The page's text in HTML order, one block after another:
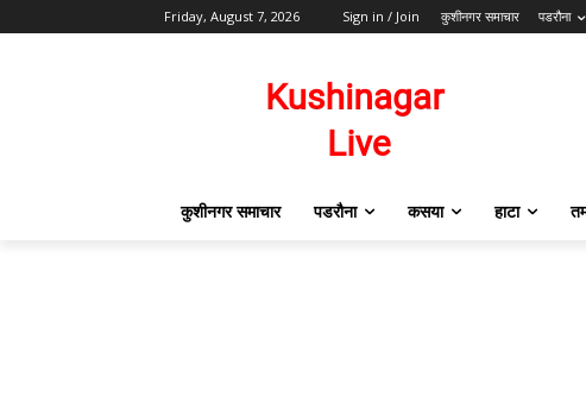
Friday, August 7, 2026 Sign in / Join कुशीनगर समाचार पडरौना
कुशीनगर समाचार पडरौना कसया हाटा